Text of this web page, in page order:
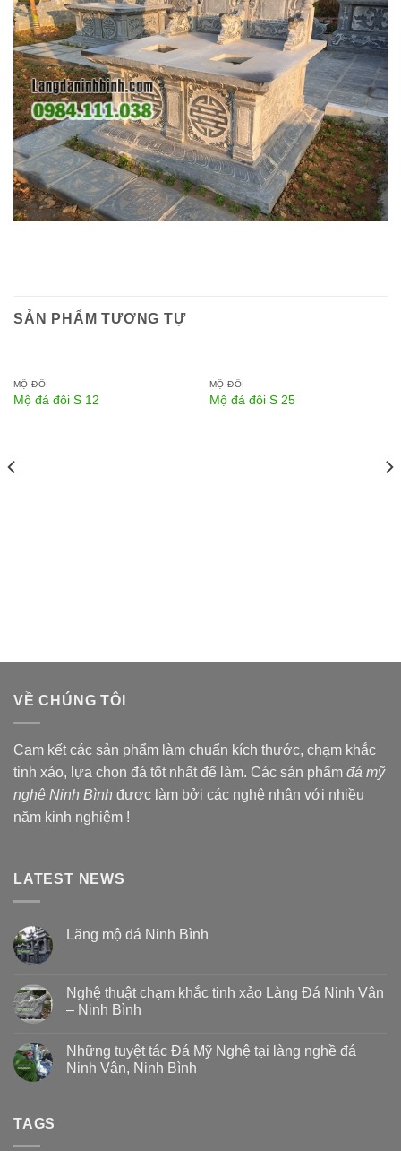
SẢN PHẨM TƯƠNG TỰ
MỘ ĐÔI
Mộ đá đôi S 12
MỘ ĐÔI
Mộ đá đôi S 25
VỀ CHÚNG TÔI
Cam kết các sản phẩm làm chuẩn kích thước, chạm khắc
tinh xảo, lựa chọn đá tốt nhất để làm. Các sản phẩm đá mỹ
nghệ Ninh Bình được làm bởi các nghệ nhân với nhiều
năm kinh nghiệm !
LATEST NEWS
Lăng mộ đá Ninh Bình
Nghệ thuật chạm khắc tinh xảo Làng Đá Ninh Vân
– Ninh Bình
Những tuyệt tác Đá Mỹ Nghệ tại làng nghề đá
Ninh Vân, Ninh Bình
TAGS